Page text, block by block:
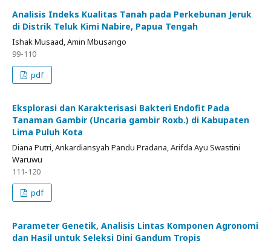
Analisis Indeks Kualitas Tanah pada Perkebunan Jeruk
di Distrik Teluk Kimi Nabire, Papua Tengah
Ishak Musaad, Amin Mbusango
99-110
pdf
Eksplorasi dan Karakterisasi Bakteri Endofit Pada
Tanaman Gambir (Uncaria gambir Roxb.) di Kabupaten
Lima Puluh Kota
Diana Putri, Ankardiansyah Pandu Pradana, Arifda Ayu Swastini
Waruwu
111-120
pdf
Parameter Genetik, Analisis Lintas Komponen Agronomi
dan Hasil untuk Seleksi Dini Gandum Tropis